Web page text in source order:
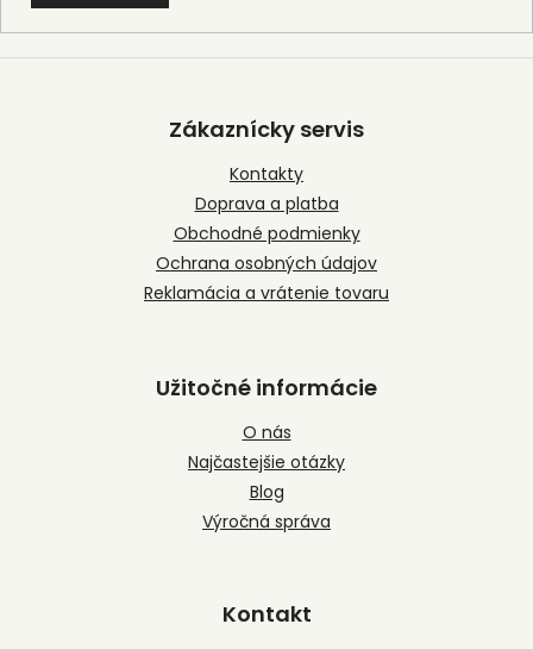
Z
Zákaznícky servis
Kontakty
Doprava a platba
Obchodné podmienky
Ochrana osobných údajov
Reklamácia a vrátenie tovaru
Užitočné informácie
O nás
Najčastejšie otázky
Blog
Výročná správa
Kontakt